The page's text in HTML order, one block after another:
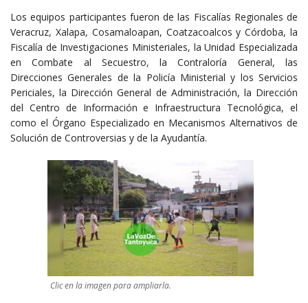
Los equipos participantes fueron de las Fiscalías Regionales de
Veracruz, Xalapa, Cosamaloapan, Coatzacoalcos y Córdoba, la
Fiscalía de Investigaciones Ministeriales, la Unidad Especializada
en Combate al Secuestro, la Contraloría General, las
Direcciones Generales de la Policía Ministerial y los Servicios
Periciales, la Dirección General de Administración, la Dirección
del Centro de Información e Infraestructura Tecnológica, el
como el Órgano Especializado en Mecanismos Alternativos de
Solución de Controversias y de la Ayudantía.
Clic en la imagen para ampliarla.